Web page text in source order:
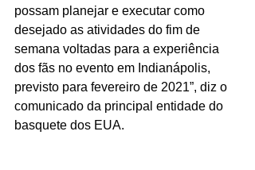
possam planejar e executar como
desejado as atividades do fim de
semana voltadas para a experiência
dos fãs no evento em Indianápolis,
previsto para fevereiro de 2021”, diz o
comunicado da principal entidade do
basquete dos EUA.